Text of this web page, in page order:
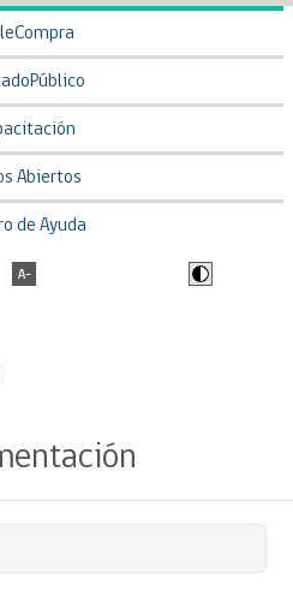
Abiertos
de Ayuda